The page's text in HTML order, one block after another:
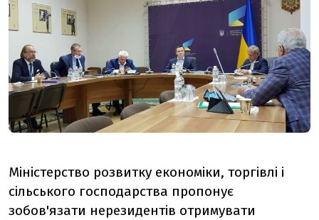
Міністерство розвитку економіки, торгівлі і
сільського господарства пропонує
зобов'язати нерезидентів отримувати